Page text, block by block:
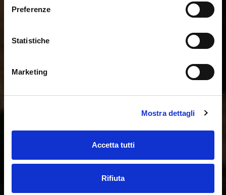
Preferenze
Statistiche
Marketing
Mostra dettagli
Accetta tutti
Rifiuta